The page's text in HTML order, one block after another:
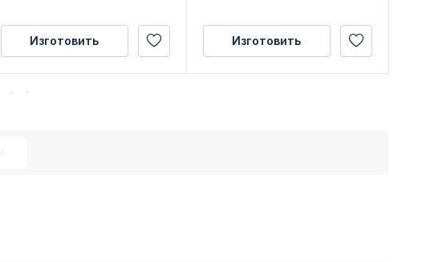
Изготовить Изготовить